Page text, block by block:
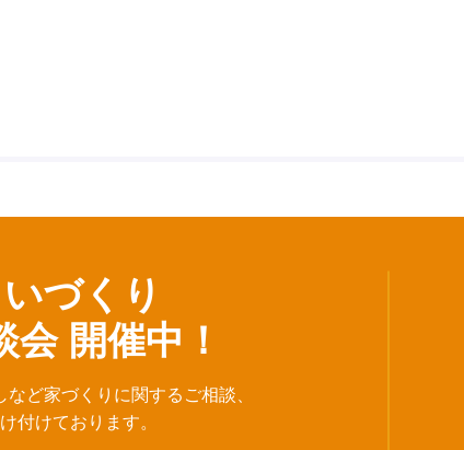
づくり
会 開催中！
ど家づくりに関するご相談、
付けております。